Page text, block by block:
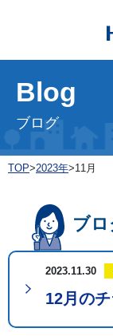
Blog
ブログ
TOP>2023年>11月
ブ
2023.11.30
12月の